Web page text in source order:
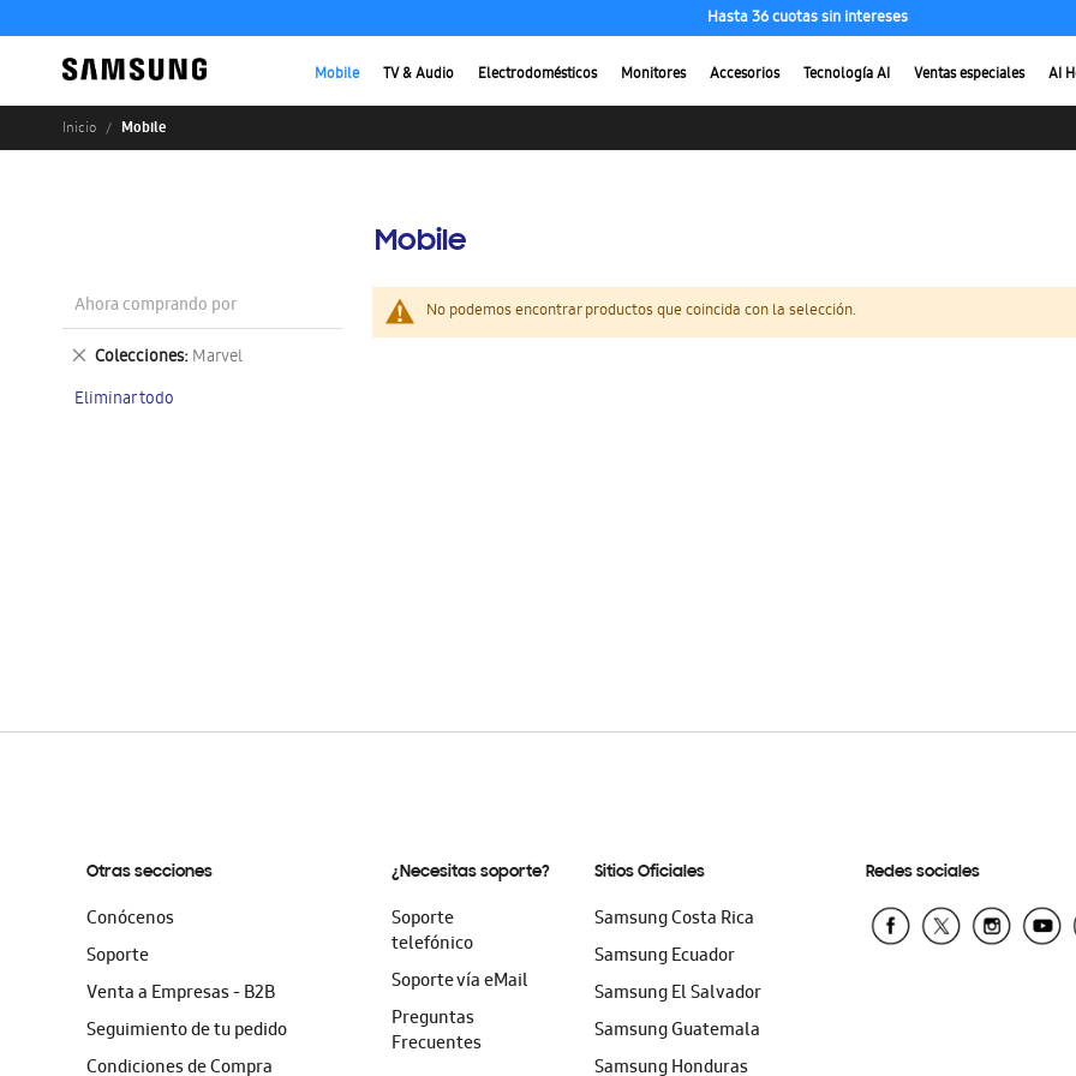
Hasta 36 cuotas sin intereses
Mobile TV & Audio Electrodomésticos Monitores Accesorios Tecnología AI Ventas especiales AI
Inicio Mobile
Mobile
No podemos encontrar productos que coincida con la selección.
Ahora comprando por
Colecciones Marvel
Eliminar
artículo
Eliminar todo
Otras secciones
Conócenos
Soporte
Venta a Empresas - B2B
Seguimiento de tu pedido
Condiciones de Compra
¿Necesitas soporte?
Soporte
telefónico
Soporte vía eMail
Preguntas
Frecuentes
Sitios Oficiales
Samsung Costa Rica
Samsung Ecuador
Samsung El Salvador
Samsung Guatemala
Samsung Honduras
Redes sociales